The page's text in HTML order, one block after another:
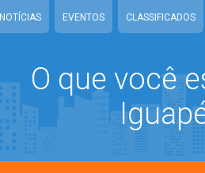
NOTÍCIAS EVENTOS CLASSIFICADOS
O que você